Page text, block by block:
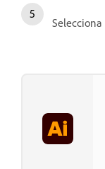
Selecciona